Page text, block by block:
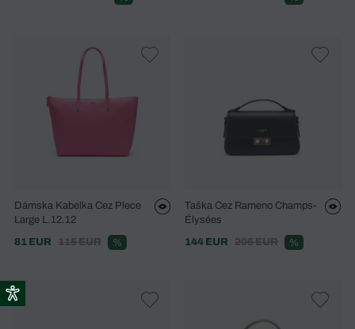
Dámska Kabelka Cez Plece
Large L.12.12
81 EUR
115 EUR %
Taška Cez Rameno Champs-
Élysées
144 EUR
205 EUR %